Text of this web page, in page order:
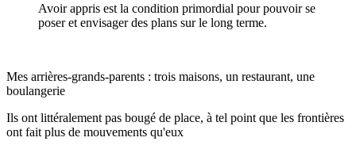
Avoir appris est la condition primordial pour pouvoir se
poser et envisager des plans sur le long terme.
Mes arrières-grands-parents : trois maisons, un restaurant, une
boulangerie
Ils ont littéralement pas bougé de place, à tel point que les frontières
ont fait plus de mouvements qu'eux